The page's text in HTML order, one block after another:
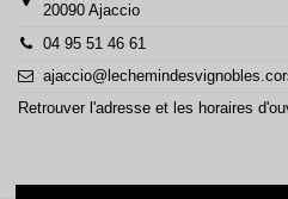
20090 Ajaccio
04 95 51 46 61
Retrouver l'adresse et les horaires